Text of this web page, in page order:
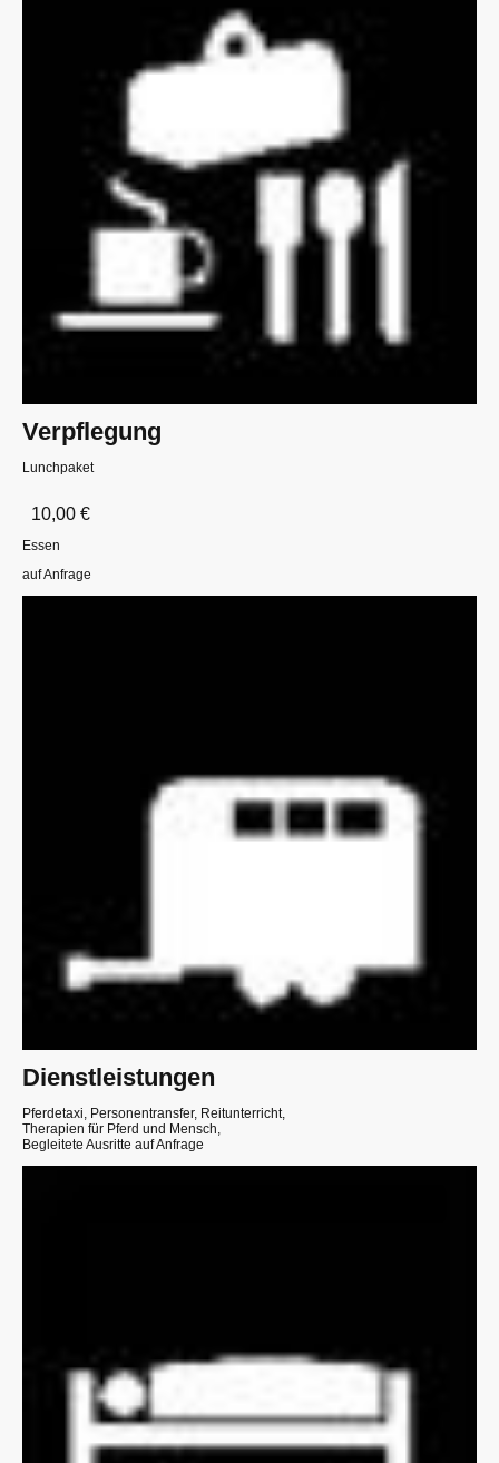
Verpflegung
Lunchpaket
10,00 €
Essen
auf Anfrage
Dienstleistungen
Pferdetaxi, Personentransfer, Reitunterricht,
Therapien für Pferd und Mensch,
Begleitete Ausritte auf Anfrage